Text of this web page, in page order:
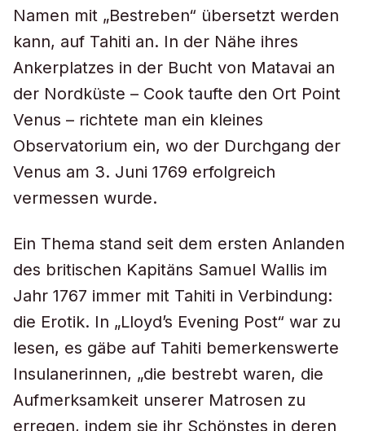
Namen mit „Bestreben“ übersetzt werden
kann, auf Tahiti an. In der Nähe ihres
Ankerplatzes in der Bucht von Matavai an
der Nordküste – Cook taufte den Ort Point
Venus – richtete man ein kleines
Observatorium ein, wo der Durchgang der
Venus am 3. Juni 1769 erfolgreich
vermessen wurde.
Ein Thema stand seit dem ersten Anlanden
des britischen Kapitäns Samuel Wallis im
Jahr 1767 immer mit Tahiti in Verbindung:
die Erotik. In „Lloyd’s Evening Post“ war zu
lesen, es gäbe auf Tahiti bemerkenswerte
Insulanerinnen, „die bestrebt waren, die
Aufmerksamkeit unserer Matrosen zu
erregen, indem sie ihr Schönstes in deren